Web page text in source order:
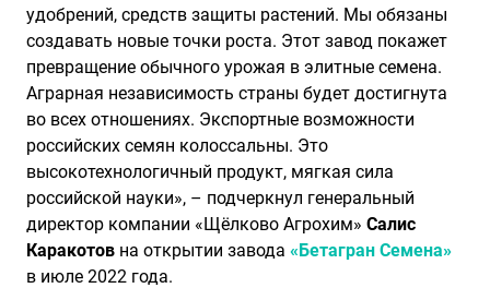
удобрений, средств защиты растений. Мы обязаны
создавать новые точки роста. Этот завод покажет
превращение обычного урожая в элитные семена.
Аграрная независимость страны будет достигнута
во всех отношениях. Экспортные возможности
российских семян колоссальны. Это
высокотехнологичный продукт, мягкая сила
российской науки», – подчеркнул генеральный
директор компании «Щёлково Агрохим» Салис
Каракотов на открытии завода «Бетагран Семена»
в июле 2022 года.